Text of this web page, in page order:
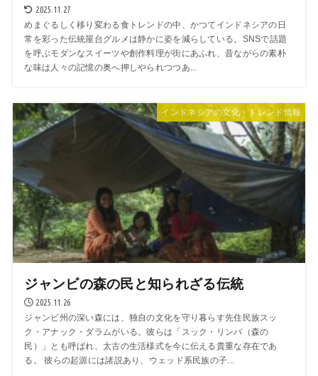
2025.11.27
めまぐるしく移り変わる食トレンドの中、かつてインドネシアの日
常を彩った伝統屋台グルメは静かに姿を減らしている。SNSで話題
を呼ぶモダンなスイーツや創作料理が街にあふれ、昔ながらの素朴
な味は人々の記憶の奥へ押しやられつつあ...
インドネシアの文化・トレンド情報
ジャンビの森の民と知られざる伝統
2025.11.26
ジャンビ州の深い森には、独自の文化を守り暮らす先住民族スッ
ク・アナック・ダラムがいる。彼らは「スック・リンバ（森の
民）」とも呼ばれ、太古の生活様式を今に伝える貴重な存在であ
る。 彼らの起源には諸説あり、ウェッド系民族の子...